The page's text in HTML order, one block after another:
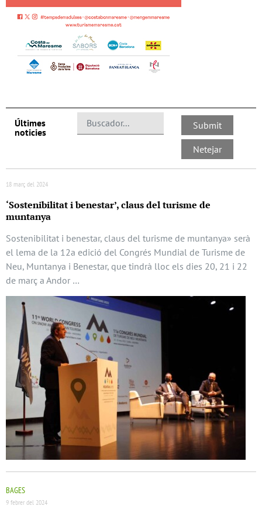
Últimes
noticies
18 març del 2024
‘Sostenibilitat i benestar’, claus del turisme de
muntanya
Sostenibilitat i benestar, claus del turisme de muntanya» serà
el lema de la 12a edició del Congrés Mundial de Turisme de
Neu, Muntanya i Benestar, que tindrà lloc els dies 20, 21 i 22
de març a Andor …
BAGES
9 febrer del 2024